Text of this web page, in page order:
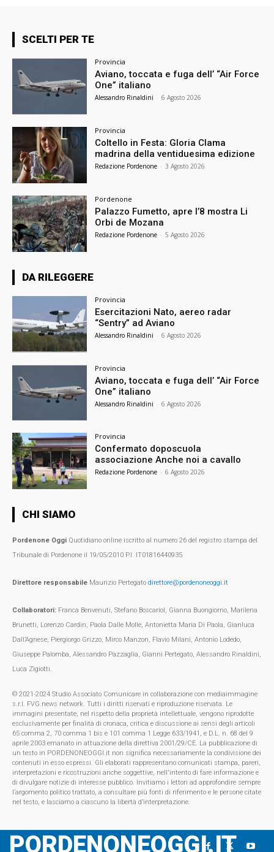
SCELTI PER TE
Provincia
Aviano, toccata e fuga dell’ “Air Force
One” italiano
Alessandro Rinaldini - 6 Agosto 2026
Provincia
Coltello in Festa: Gloria Clama
madrina della ventiduesima edizione
Redazione Pordenone - 3 Agosto 2026
Pordenone
Palazzo Fumetto, apre l’8 mostra Li
Orbi de Mozana
Redazione Pordenone - 5 Agosto 2026
DA RILEGGERE
Provincia
Esercitazioni Nato, aereo radar
“Sentry” ad Aviano
Alessandro Rinaldini - 6 Agosto 2026
Provincia
Aviano, toccata e fuga dell’ “Air Force
One” italiano
Alessandro Rinaldini - 6 Agosto 2026
Provincia
Confermato doposcuola
associazione Anche noi a cavallo
Redazione Pordenone - 6 Agosto 2026
CHI SIAMO
Pordenone Oggi Quotidiano online iscritto al numero 26 del registro stampa del
Tribunale di Pordenone il 19/05/2010 P.I. IT01816440935
Direttore responsabile Maurizio Pertegato direttore@pordenoneoggi.it
Collaboratori: Franca Benvenuti, Stefano Boscariol, Gianna Buongiorno, Marilena
Brunetti, Lorenzo Cardin, Paola Dalle Molle, Antonietta Maria Di Paola, Gianluca
Dall’Agnese, Piergiorgo Grizzo, Mirco Manzon, Flavio Milani, Antonio Lodedo,
Giuseppe Palomba, Alessandro Pazzaglia, Gianni Pertegato, Alessandro Rinaldini,
Luca Zigiotti.
© 2021-2024 Studio Associato Comunicare in collaborazione con mediaimmagine
s.r.l. FVG.news network. Tutti i diritti riservati e riproduzione riservata. Le
immagini presentate, nel rispetto della proprietà intellettuale, vengono riprodotte
esclusivamente per finalità di cronaca, critica e discussione ai sensi degli articoli
65 comma 2, 70 comma 1 bis e 101 comma 1 Legge 633/1941, e D.L. n. 68 del 9
aprile 2003 emanato in attuazione della direttiva 2001/29/CE. La pubblicazione di
un testo in PORDENONEOGGI.it non significa necessariamente la condivisione dei
contenuti in esso espressi. Gli elaborati rappresentano comunicati stampa, pareri,
interpretazioni e ricostruzioni anche soggettive, nell'intento di fare informazione e
di divulgare notizie di interesse pubblico. Invitiamo i lettori ad approfondire sempre
l’argomento politico trattato, a consultare più fonti di riferimento e le persone citate
nel testo, e lasciamo a ciascuno la libertà d’interpretazione.
PORDENONEOGGI.IT